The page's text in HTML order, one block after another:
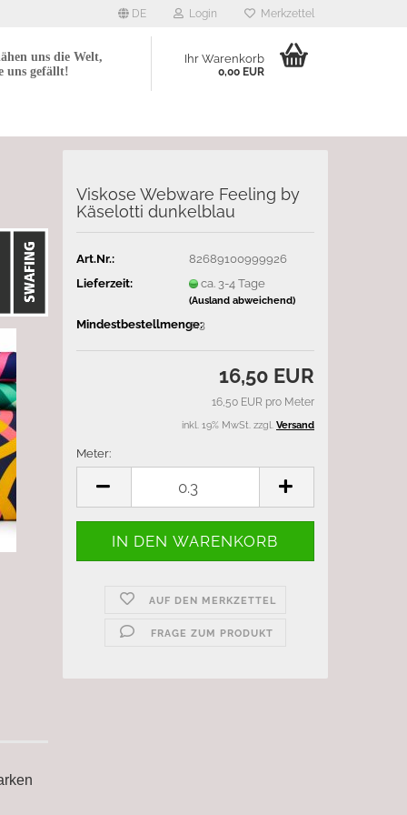
DE Login Merkzettel
uns die Welt,
uns gefällt!
Ihr Warenkorb
0,00 EUR
Viskose Webware Feeling by
Käselotti dunkelblau
Art.Nr.:
82689100999926
Lieferzeit:
ca. 3-4 Tage
(Ausland abweichend)
Mindestbestellmenge:
0,3
16,50 EUR
16,50 EUR pro Meter
inkl. 19% MwSt. zzgl. Versand
Meter:
Meter
AUF DEN MERKZETTEL
FRAGE ZUM PRODUKT